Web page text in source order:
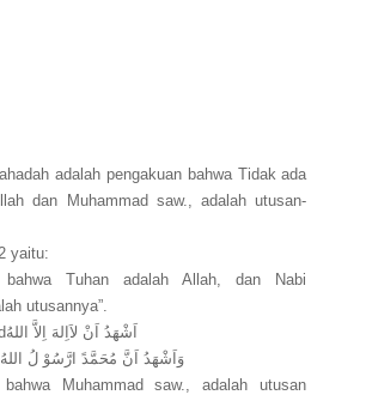
adalah pengakuan bahwa Tidak ada
dan Muhammad saw., adalah utusan-
yaitu:
bahwa Tuhan adalah Allah, dan Nabi
utusannya”.
Syahadat Tauhidاَشْهَدُ اَنْ لاَاِلهَ اِلاَّ اللهُ
Syahadat Rasulوَاَشْهَدُ اَنَّ مُحَمَّدً ارَّسُوْ لُ اللهُ
Muhammad saw., adalah utusan